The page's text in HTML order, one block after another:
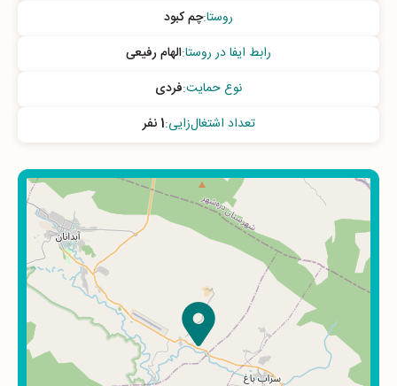
روستا:چم کبود
رابط ایفا در روستا:الهام رفیعی
نوع حمایت:فردی
تعداد اشتغال‌زایی:1 نفر